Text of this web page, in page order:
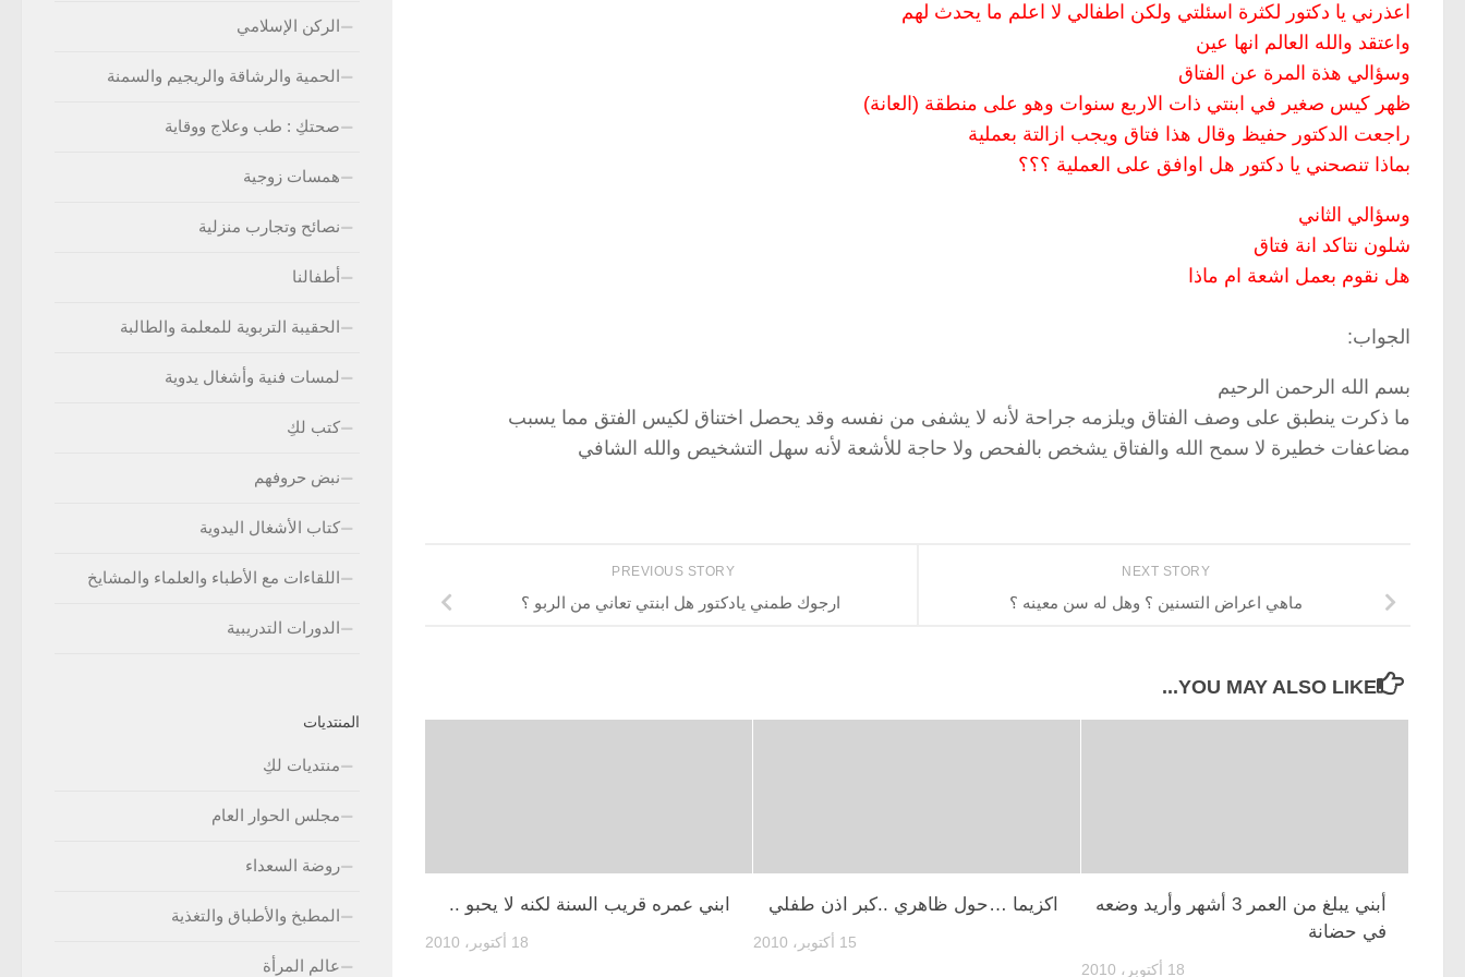
اعذرني يا دكتور لكثرة اسئلتي ولكن اطفالي لا اعلم ما يحدث لهم
واعتقد والله العالم انها عين
وسؤالي هذة المرة عن الفتاق
ظهر كيس صغير في ابنتي ذات الاربع سنوات وهو على منطقة (العانة)
راجعت الدكتور حفيظ وقال هذا فتاق ويجب ازالتة بعملية
بماذا تنصحني يا دكتور هل اوافق على العملية ؟؟؟
وسؤالي الثاني
شلون نتاكد انة فتاق
هل نقوم بعمل اشعة ام ماذا
الجواب:
بسم الله الرحمن الرحيم
ما ذكرت ينطبق على وصف الفتاق ويلزمه جراحة لأنه لا يشفى من نفسه وقد يحصل اختناق لكيس الفتق مما يسبب
مضاعفات خطيرة لا سمح الله والفتاق يشخص بالفحص ولا حاجة للأشعة لأنه سهل التشخيص والله الشافي
NEXT STORY
ماهي اعراض التسنين ؟ وهل له سن معينه ؟
PREVIOUS STORY
ارجوك طمني يادكتور هل ابنتي تعاني من الربو ؟
YOU MAY ALSO LIKE...
ابني عمره قريب السنة لكنه لا يحبو ..
18 أكتوبر، 2010
اكزيما …حول ظاهري ..كبر اذن طفلي
15 أكتوبر، 2010
أبني يبلغ من العمر 3 أشهر وأريد وضعه
في حضانة
18 أكتوبر، 2010
الركن الإسلامي
الحمية والرشاقة والريجيم والسمنة
صحتكِ : طب وعلاج ووقاية
همسات زوجية
نصائح وتجارب منزلية
أطفالنا
الحقيبة التربوية للمعلمة والطالبة
لمسات فنية وأشغال يدوية
كتب لكِ
نبض حروفهم
كتاب الأشغال اليدوية
اللقاءات مع الأطباء والعلماء والمشايخ
الدورات التدريبية
المنتديات
منتديات لكِ
مجلس الحوار العام
روضة السعداء
المطبخ والأطباق والتغذية
عالم المرأة